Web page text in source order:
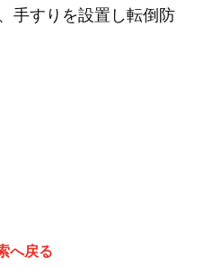
手すりを設置し転倒防
へ戻る